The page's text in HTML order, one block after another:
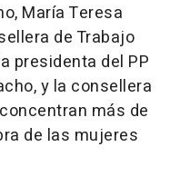
María Teresa
de Trabajo
presidenta del PP
y la consellera
más de
de las mujeres